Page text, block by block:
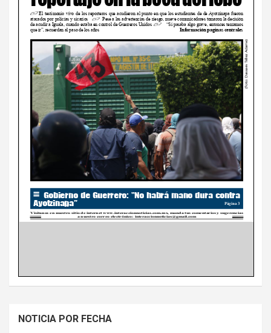
NOTICIA POR FECHA